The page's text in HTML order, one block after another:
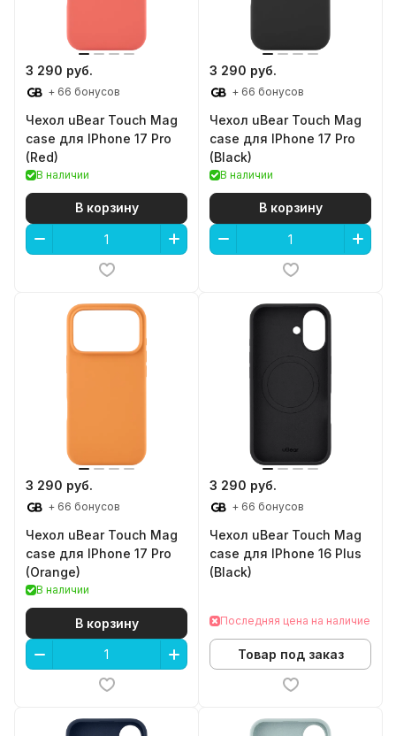
3 290 руб.
+ 66 бонусов
Чехол uBear Touch Mag
case для IPhone 17 Pro
(Red)
В наличии
В корзину
3 290 руб.
+ 66 бонусов
Чехол uBear Touch Mag
case для IPhone 17 Pro
(Black)
В наличии
В корзину
3 290 руб.
+ 66 бонусов
Чехол uBear Touch Mag
case для IPhone 17 Pro
(Orange)
В наличии
В корзину
3 290 руб.
+ 66 бонусов
Чехол uBear Touch Mag
case для IPhone 16 Plus
(Black)
Последняя цена на наличие
Товар под заказ